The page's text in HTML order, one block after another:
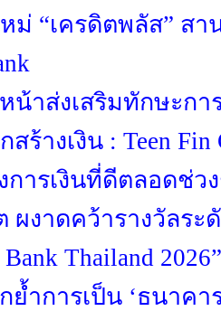
ม่ “เครดิตพลัส” ส
น้าส่งเสริมทักษะกา
สร้างเงิน : Teen
ารเงินที่ดีตลอดช่ว
ผงาดคว้ารางวัลระ
Thailand
ย้ำการเป็น ‘ธนาค